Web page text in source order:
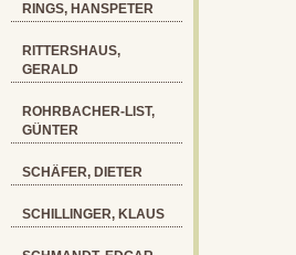
RINGS, HANSPETER
RITTERSHAUS,
GERALD
ROHRBACHER-LIST,
GÜNTER
SCHÄFER, DIETER
SCHILLINGER, KLAUS